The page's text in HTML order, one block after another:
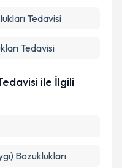
Tedavisi
Tedavisi
ile İlgili
Bozuklukları